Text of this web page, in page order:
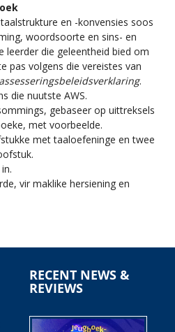
en -konvensies soos
woordsoorte en sins- en
leerder die geleentheid bied om
pas volgens die vereistes van
.
die nuutste AWS.
gebaseer op uittreksels
met voorbeelde.
met taaloefeninge en twee
vir maklike hersiening en
RECENT NEWS &
REVIEWS